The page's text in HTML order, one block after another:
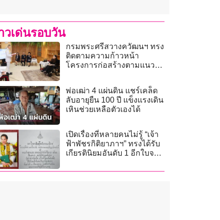
วเด่นรอบวัน
กรมพระศรีสวางควัฒนฯ ทรง
ติดตามความก้าวหน้า
โครงการก่อสร้างตามแนว
พ่อเฒ่า 4 แผ่นดิน แชร์เคล็ด
ลับอายุยืน 100 ปี แข็งแรงเดิน
เหินช่วยเหลือตัวเองได้
เปิดเรื่องที่หลายคนไม่รู้ “เจ้า
ฟ้าพัชรกิติยาภาฯ” ทรงได้รับ
เกียรตินิยมอันดับ 1 อีกใบจาก